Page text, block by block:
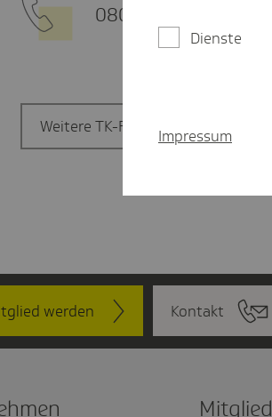
0800 - 285 85 85
Weitere TK-Filiale finden
werden Kontakt
Dienste
Impressum